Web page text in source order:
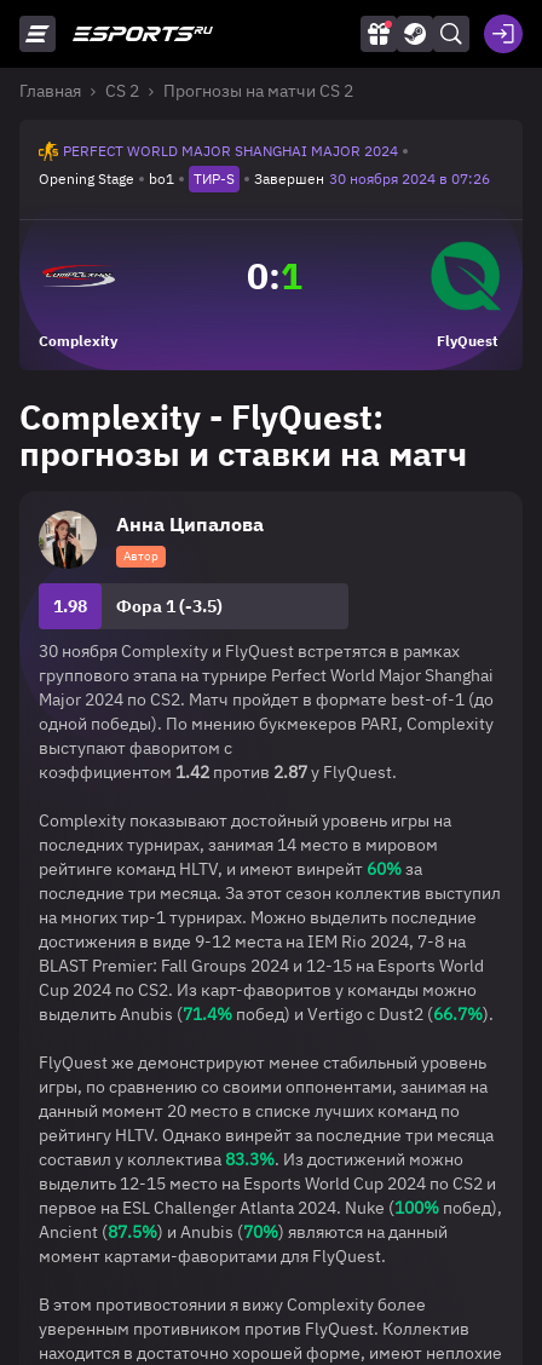
Главная CS 2 Прогнозы на матчи CS 2
PERFECT WORLD MAJOR SHANGHAI MAJOR 2024
Opening Stage
bo1 ТИР-S Завершен 30 ноября 2024 в 07:26
Complexity
0:1
FlyQuest
Complexity - FlyQuest:
прогнозы и ставки на матч
Анна Ципалова
Автор
1.98 Фора 1 (-3.5)
30 ноября Complexity и FlyQuest встретятся в рамках
группового этапа на турнире Perfect World Major Shanghai
Major 2024 по CS2. Матч пройдет в формате best-of-1 (до
одной победы). По мнению букмекеров PARI, Complexity
выступают фаворитом с
коэффициентом 1.42 против 2.87у FlyQuest.
Complexity показывают достойный уровень игры на
последних турнирах, занимая 14 место в мировом
рейтинге команд HLTV, и имеют винрейт 60%за
последние три месяца. За этот сезон коллектив выступил
на многих тир-1 турнирах. Можно выделить последние
достижения в виде 9-12 места на IEM Rio 2024, 7-8 на
BLAST Premier: Fall Groups 2024 и 12-15 на Esports World
Cup 2024 по CS2. Из карт-фаворитов у команды можно
выделить Anubis (71.4% побед) и Vertigo с Dust2 (66.7%).
FlyQuest же демонстрируют менее стабильный уровень
игры, по сравнению со своими оппонентами, занимая на
данный момент 20 место в списке лучших команд по
рейтингу HLTV. Однако винрейт за последние три месяца
составил у коллектива83.3%. Из достижений можно
выделить 12-15 место на Esports World Cup 2024 по CS2 и
первое на ESL Challenger Atlanta 2024. Nuke (100% побед),
Ancient (87.5%) и Anubis (70%) являются на данный
момент картами-фаворитами для FlyQuest.
В этом противостоянии я вижу Complexity более
уверенным противником против FlyQuest. Коллектив
находится в достаточно хорошей форме, имеют неплохие